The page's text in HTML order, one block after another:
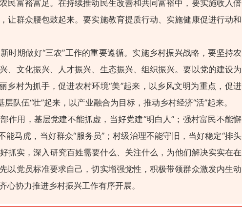
民富裕富足。在持续推动民生改善和共同富裕中，要实施收入倍
让群众腰包鼓起来。要实施教育提质行动、实施健康促进行动和
时期做好“三农”工作的重要遵循。实施乡村振兴战略，要坚持农
、文化振兴、人才振兴、生态振兴、组织振兴。要以党的建设为
乡村为抓手，促进农村环境“美”起来，以乡风文明为重点，促进
队伍“壮”起来，以产业融合为目标，推动乡村经济“活”起来。
作用，基层党建不能抓虚，当好党建“明白人”；强村富民不能懈
能马虎，当好群众“服务员”；村级治理不能守旧，当好稳定“排头
抓实，深入研究百姓需要什么、关注什么，为他们解决实实在在
以党员标准要求自己，切实增强党性，积极带领群众激发内生动
心协力推进乡村振兴工作有序开展。